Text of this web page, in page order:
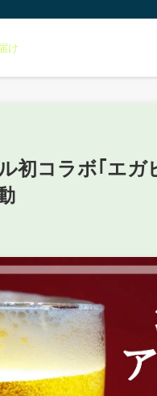
け
初コラボ｢エガ